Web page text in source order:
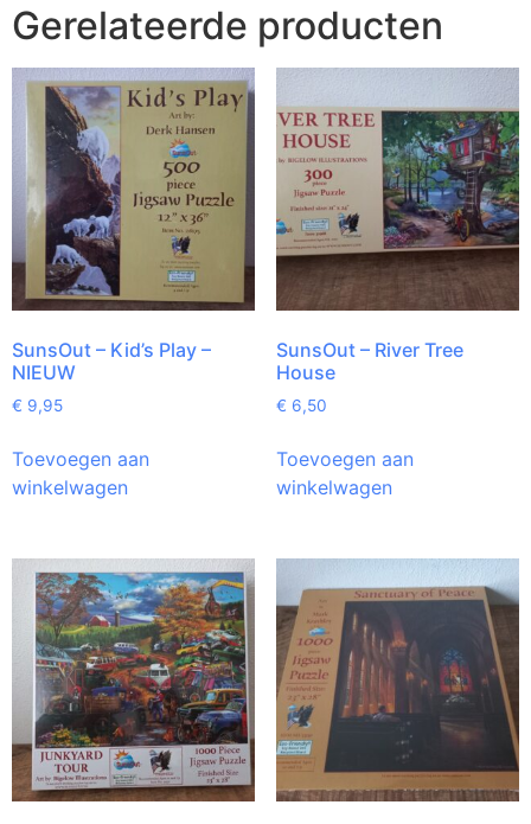
Gerelateerde producten
SunsOut – Kid’s Play –
NIEUW
€ 9,95
Toevoegen aan
winkelwagen
SunsOut – River Tree
House
€ 6,50
Toevoegen aan
winkelwagen